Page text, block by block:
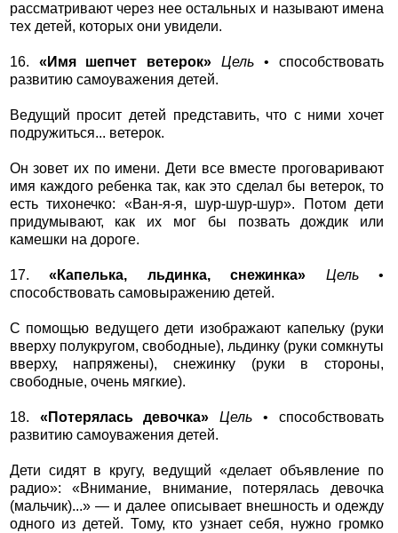
рассматривают через нее остальных и называют имена
тех детей, которых они увидели.
16. «Имя шепчет ветерок» Цель • способствовать
развитию самоуважения детей.
Ведущий просит детей представить, что с ними хочет
подружиться... ветерок.
Он зовет их по имени. Дети все вместе проговаривают
имя каждого ребенка так, как это сделал бы ветерок, то
есть тихонечко: «Ван-я-я, шур-шур-шур». Потом дети
придумывают, как их мог бы позвать дождик или
камешки на дороге.
17.«Капелька, льдинка, снежинка» Цель•
способствовать самовыражению детей.
С помощью ведущего дети изображают капельку (руки
вверху полукругом, свободные), льдинку (руки сомкнуты
вверху, напряжены), снежинку (руки в стороны,
свободные, очень мягкие).
18. «Потерялась девочка» Цель • способствовать
развитию самоуважения детей.
Дети сидят в кругу, ведущий «делает объявление по
радио»: «Внимание, внимание, потерялась девочка
(мальчик)...» — и далее описывает внешность и одежду
одного из детей. Тому, кто узнает себя, нужно громко